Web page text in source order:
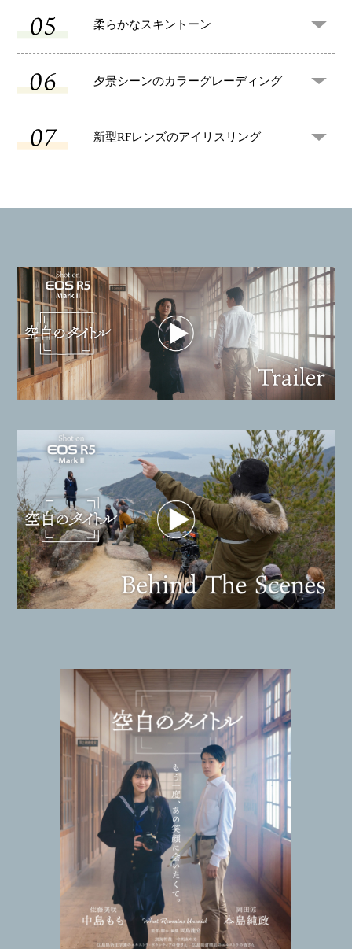
柔らかなスキントーン
夕景シーンのカラーグレーディング
新型RFレンズのアイリスリング